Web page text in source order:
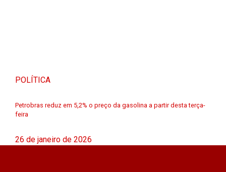
POLÍTICA
Petrobras reduz em 5,2% o preço da gasolina a partir desta terça-
feira
26 de janeiro de 2026